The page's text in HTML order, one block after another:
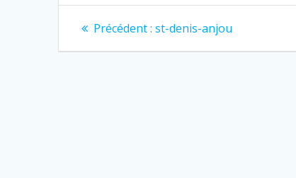
Navigation
de
Précédent : Article
st-denis-anjou